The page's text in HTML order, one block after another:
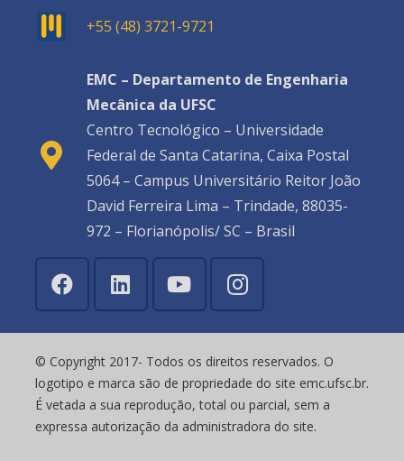
+55 (48) 3721-9721
EMC – Departamento de Engenharia
Mecânica da UFSC
Centro Tecnológico – Universidade
Federal de Santa Catarina, Caixa Postal
5064 – Campus Universitário Reitor João
David Ferreira Lima – Trindade, 88035-
972 – Florianópolis/ SC – Brasil
© Copyright 2017- Todos os direitos reservados. O
logotipo e marca são de propriedade do site emc.ufsc.br.
É vetada a sua reprodução, total ou parcial, sem a
expressa autorização da administradora do site.